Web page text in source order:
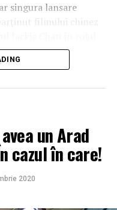
singura lansare
filmului chinez
în America de
avându-i în rolurile
şi Kathryn Newton,
producţie de doar 6
unei adolescente de
de trupuri cu un
un Arad
cazul în care!
2020